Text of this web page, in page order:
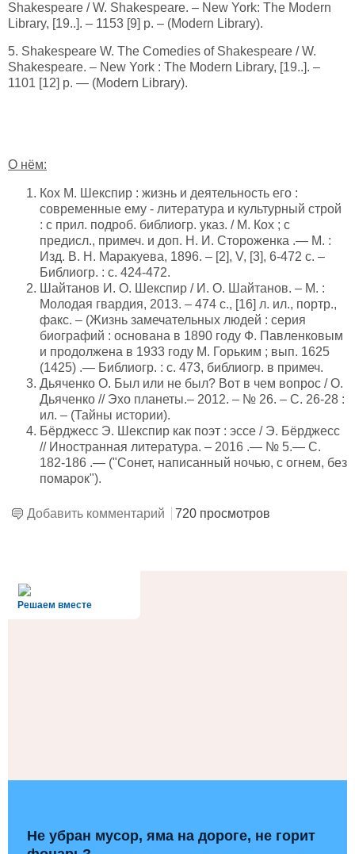
Shakespeare / W. Shakespeare. – New York: The Modern
Library, [19..]. – 1153 [9] p. – (Modern Library).
5. Shakespeare W. The Comedies of Shakespeare / W.
Shakespeare. – New York : The Modern Library, [19..]. –
1101 [12] p. — (Modern Library).
О нём:
Кох М. Шекспир : жизнь и деятельность его :
современные ему - литература и культурный строй
: с прил. подроб. библиогр. указ. / М. Кох ; с
предисл., примеч. и доп. Н. И. Стороженка .— М. :
Изд. В. Н. Маракуева, 1896. – [2], V, [3], 6-472 с. –
Библиогр. : с. 424-472.
Шайтанов И. О. Шекспир / И. О. Шайтанов. – М. :
Молодая гвардия, 2013. – 474 с., [16] л. ил., портр.,
факс. – (Жизнь замечательных людей : серия
биографий : основана в 1890 году Ф. Павленковым
и продолжена в 1933 году М. Горьким ; вып. 1625
(1425) .— Библиогр. : с. 473, библиогр. в примеч.
Дьяченко О. Был или не был? Вот в чем вопрос / О.
Дьяченко // Эхо планеты.– 2012. – № 26. – С. 26-28 :
ил. – (Тайны истории).
Бёрджесс Э. Шекспир как поэт : эссе / Э. Бёрджесс
// Иностранная литература. – 2016 .— № 5.— С.
182-186 .— ("Сонет, написанный ночью, с огнем, без
помарок").
Добавить комментарий 720 просмотров
Решаем вместе
Не убран мусор, яма на дороге, не горит